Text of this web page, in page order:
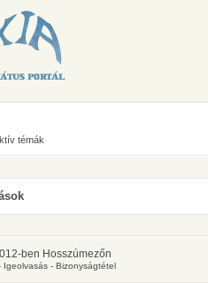
témák
ben Hosszúmezőn
Igeolvasás - Bizonyságtétel